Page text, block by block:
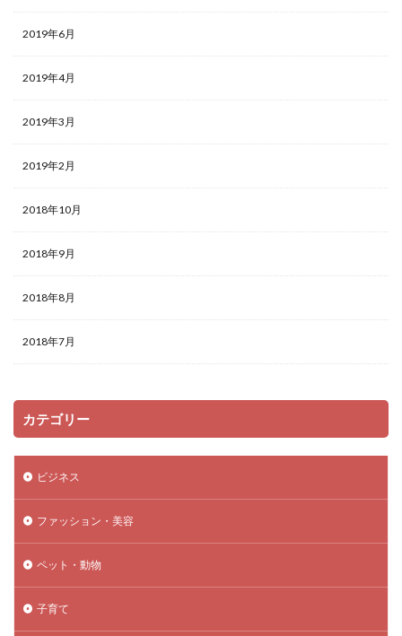
2019年6月
2019年4月
2019年3月
2019年2月
2018年10月
2018年9月
2018年8月
2018年7月
カテゴリー
ビジネス
ファッション・美容
ペット・動物
子育て